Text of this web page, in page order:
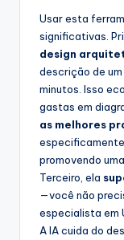
Usar esta
significativas.
design
descrição de
minutos. Isso
gastas em
as melhores
promovendo
Terceiro, ela
—você não
especialista em
A IA cuida do